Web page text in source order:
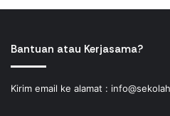
Bantuan atau Kerjasama?
Kirim email ke alamat :